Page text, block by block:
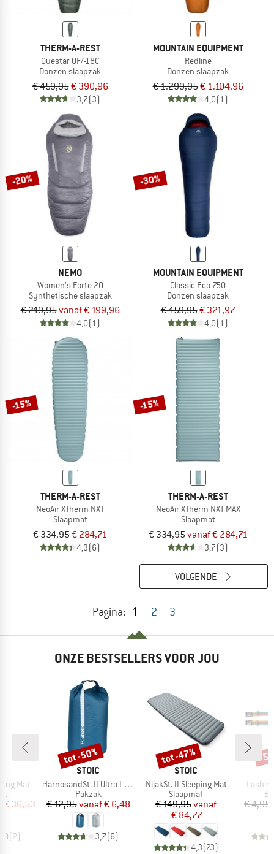
THERM-A-REST
Questar 0F/-18C
Donzen slaapzak
€ 459,95€ 390,96
3,7(3)
MOUNTAIN EQUIPMENT
Redline
Donzen slaapzak
€ 1.299,95€ 1.104,96
4,0(1)
-20%
NEMO
Women's Forte 20
Synthetische slaapzak
€ 249,95vanaf € 199,96
4,0(1)
-30%
MOUNTAIN EQUIPMENT
Classic Eco 750
Donzen slaapzak
€ 459,95€ 321,97
4,0(1)
-15%
THERM-A-REST
NeoAir XTherm NXT
Slaapmat
€ 334,95€ 284,71
4,3(6)
-15%
THERM-A-REST
NeoAir XTherm NXT MAX
Slaapmat
€ 334,95vanaf € 284,71
3,7(3)
Pagina: 1 2 3
VOLGENDE
ONZE BESTSELLERS VOOR JOU
Mat
prijs
€ 36,53
(2)
MERK
STOIC
Artikel
HarnosandSt. II Ultra Lite Dry Bag
Productgroep
Pakzak
Prijs
€ 12,95 Verlaagde prijs
vanaf€ 6,48
3,7(6)
Korting
tot -50%
MERK
STOIC
Artikel
NijakSt. II Sleeping Mat
Productgroep
Slaapmat
Prijs
€ 149,95Verlaagde prijs
vanaf
€ 84,77
4,3(23)
Korting
tot -47%
Artikel
€ 4,95
-